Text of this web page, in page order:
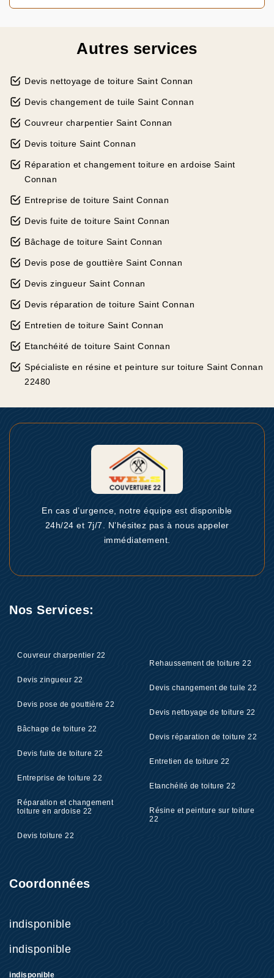
Autres services
Devis nettoyage de toiture Saint Connan
Devis changement de tuile Saint Connan
Couvreur charpentier Saint Connan
Devis toiture Saint Connan
Réparation et changement toiture en ardoise Saint
Connan
Entreprise de toiture Saint Connan
Devis fuite de toiture Saint Connan
Bâchage de toiture Saint Connan
Devis pose de gouttière Saint Connan
Devis zingueur Saint Connan
Devis réparation de toiture Saint Connan
Entretien de toiture Saint Connan
Etanchéité de toiture Saint Connan
Spécialiste en résine et peinture sur toiture Saint Connan
22480
En cas d’urgence, notre équipe est disponible
24h/24 et 7j/7. N’hésitez pas à nous appeler
immédiatement.
Nos Services:
Couvreur charpentier 22
Devis zingueur 22
Devis pose de gouttière 22
Bâchage de toiture 22
Devis fuite de toiture 22
Entreprise de toiture 22
Réparation et changement
toiture en ardoise 22
Devis toiture 22
Rehaussement de toiture 22
Devis changement de tuile 22
Devis nettoyage de toiture 22
Devis réparation de toiture 22
Entretien de toiture 22
Etanchéité de toiture 22
Résine et peinture sur toiture
22
Coordonnées
indisponible
indisponible
indisponible